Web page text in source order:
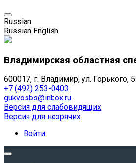
Russian
Russian English
Владимирская областная
600017, г. Владимир, ул. Горького,
+7 (492) 253-0403
gukvosbs@inbox.ru
Версия для слабовидящих
Версия для незрячих
Войти